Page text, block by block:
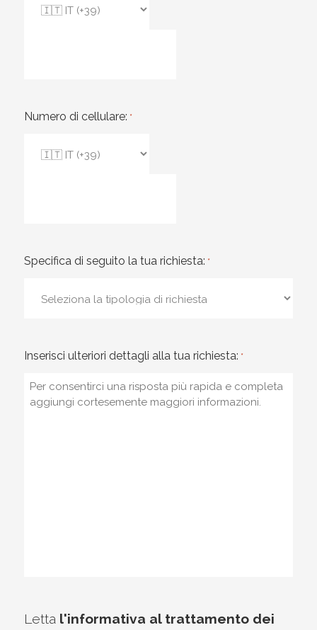
Numero di cellulare: *
Specifica di seguito la tua richiesta: *
Inserisci ulteriori dettagli alla tua richiesta: *
Letta l'informativa al trattamento dei